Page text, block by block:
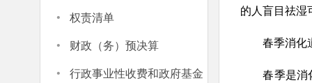
· 权责清单
· 财政（务）预决算
· 行政事业性收费和政府基金
的人盲目祛湿
春季消化道
春季是消化